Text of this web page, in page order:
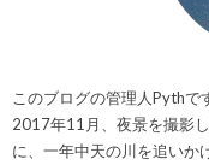
このブログの管理人Pythで
2017年11月、夜景を撮影
に、一年中天の川を追いか